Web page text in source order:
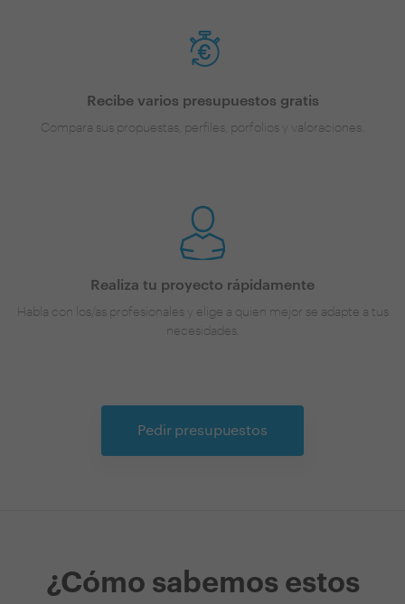
Recibe varios presupuestos gratis
Compara sus propuestas, perfiles, porfolios y valoraciones.
Realiza tu proyecto rápidamente
Habla con los/as profesionales y elige a quien mejor se adapte a tus
necesidades.
Pedir presupuestos
¿Cómo sabemos estos